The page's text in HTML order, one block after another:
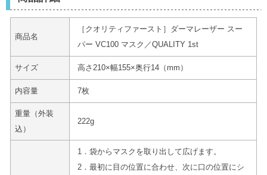
商品名
［クオリティファースト］ダーマレーザー スー
パー VC100 マスク／QUALITY 1st
サイズ 高さ210×幅155×奥行14（mm）
内容量 7枚
重量（外装
込）
222g
1．袋からマスクを取り出して広げます。
2．最初に目の位置に合わせ、次に口の位置にシ